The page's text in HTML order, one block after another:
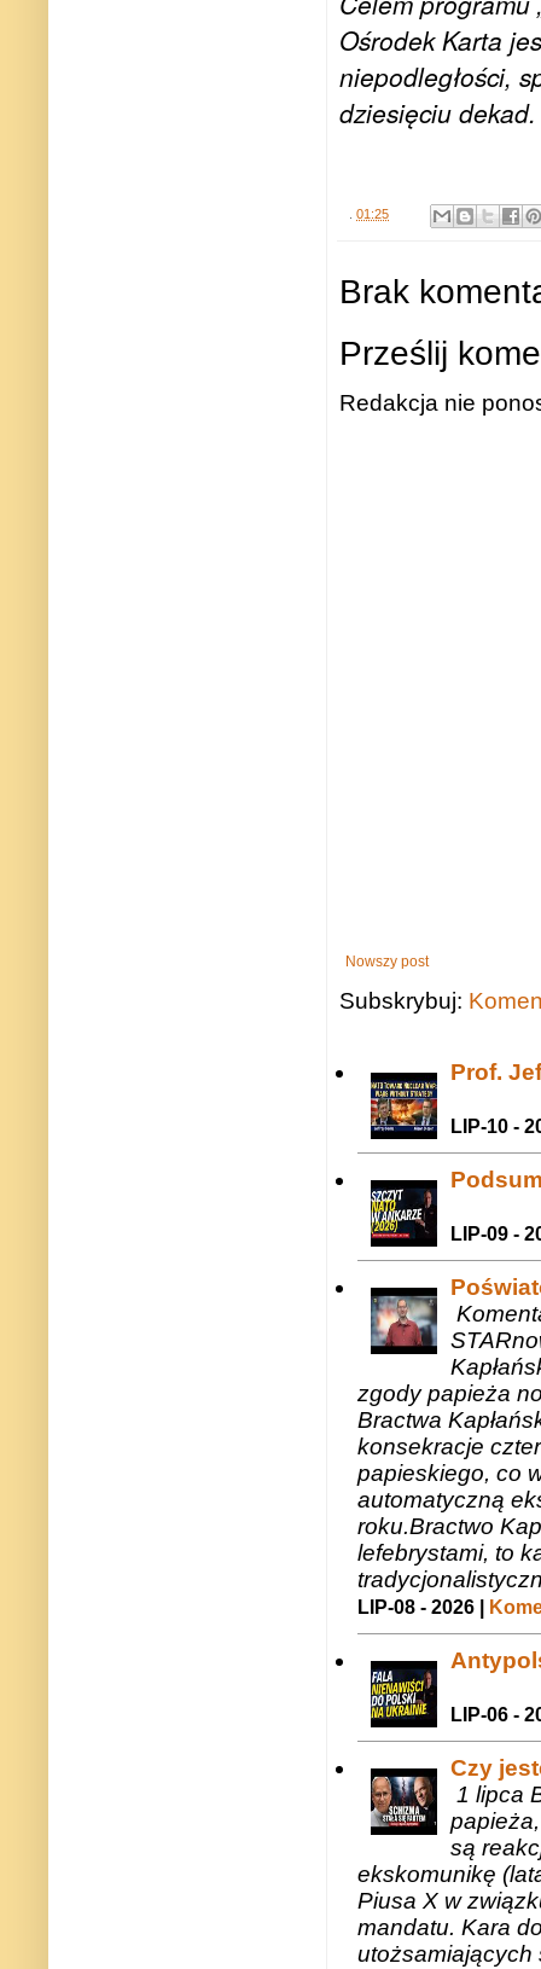
Ośrodek Karta
niepodległości,
dziesięciu dekad.
. 01:25
Brak
Prześlij
Redakcja nie
Nowszy post
Subskrybuj:
Prof.
LIP-10 -
LIP-09 -
zgody papieża
Bractwa
konsekracje
papieskiego, co
automatyczną
roku.Bractwo
lefebrystami, to
LIP-08 - 2026 |
LIP-06 -
Czy
1 lipca
są
ekskomunikę
Piusa X w
mandatu. Kara
utożsamiających